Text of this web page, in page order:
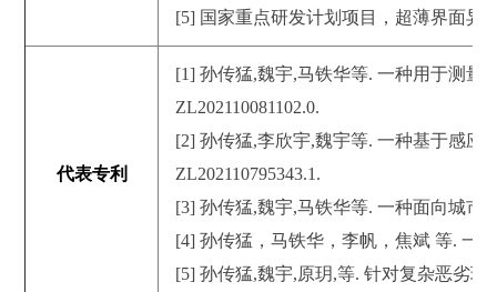
[5] 国家重点研发计划项目，超薄界面异
代表专利
[1] 孙传猛,魏宇,马铁华等. 一种用于测量
ZL202110081102.0.
[2] 孙传猛,李欣宇,魏宇等. 一种基于感应
ZL202110795343.1.
[3] 孙传猛,魏宇,马铁华等. 一种面向城市
[4] 孙传猛，马铁华，李帆，焦斌 等. 一
[5] 孙传猛,魏宇,原玥,等. 针对复杂恶劣环